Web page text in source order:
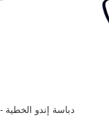
دباسة إندو